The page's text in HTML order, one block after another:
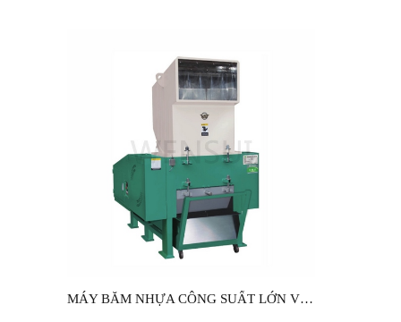
MÁY BĂM NHỰA CÔNG SUẤT LỚN VGY